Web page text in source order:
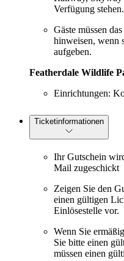
Verfügung stehen.
Gäste müssen
hinweisen, wenn
aufgeben.
Featherdale Wildlife
Einrichtungen:
Ticketinformationen
Ihr Gutschein
Mail zugeschickt
Zeigen Sie den
einen gültigen
Einlösestelle vor.
Wenn Sie
Sie bitte einen
müssen einen